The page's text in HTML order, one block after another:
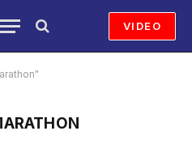
VIDEO